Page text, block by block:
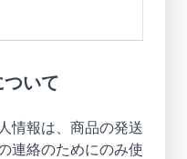
いて
情報は、商品の発送
連絡のためにのみ使